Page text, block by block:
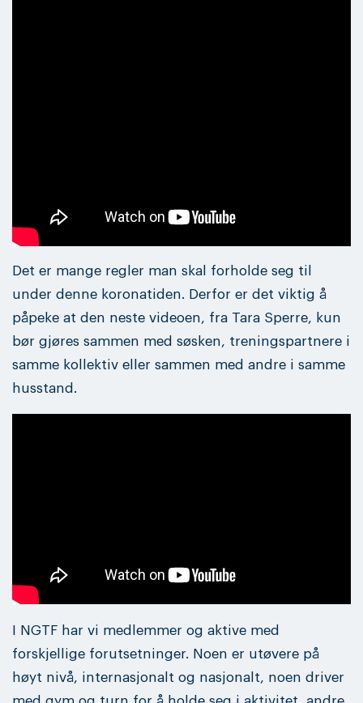
Det er mange regler man skal forholde seg til
under denne koronatiden. Derfor er det viktig å
påpeke at den neste videoen, fra Tara Sperre, kun
bør gjøres sammen med søsken, treningspartnere i
samme kollektiv eller sammen med andre i samme
husstand.
I NGTF har vi medlemmer og aktive med
forskjellige forutsetninger. Noen er utøvere på
høyt nivå, internasjonalt og nasjonalt, noen driver